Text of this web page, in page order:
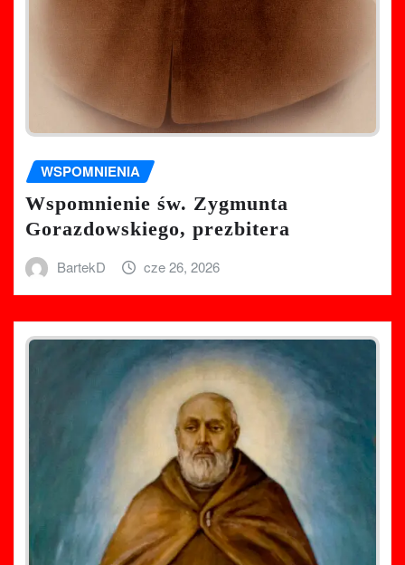
WSPOMNIENIA
Wspomnienie św. Zygmunta
Gorazdowskiego, prezbitera
BartekD cze 26, 2026